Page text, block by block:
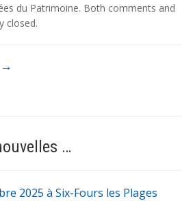
du Patrimoine. Both comments and
closed.
…
2025 à Six-Fours les Plages